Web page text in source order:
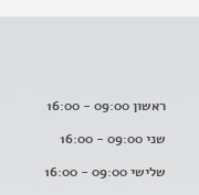
ראשון 09:00 - 16:00
שני 09:00 - 16:00
שלישי 09:00 - 16:00